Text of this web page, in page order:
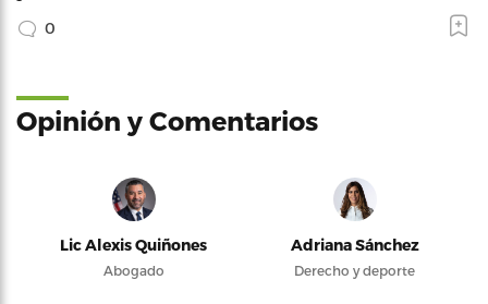
0
Opinión y Comentarios
Lic Alexis Quiñones
Abogado
Adriana Sánchez
Derecho y deporte